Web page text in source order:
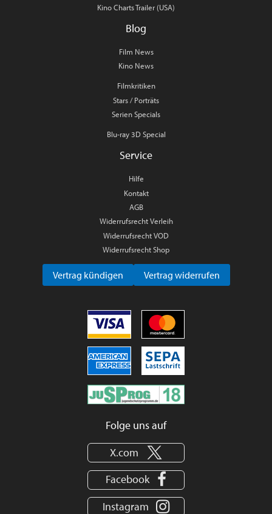
Kino Charts Trailer (USA)
Blog
Film News
Kino News
Filmkritiken
Stars / Porträts
Serien Specials
Blu-ray 3D Special
Service
Hilfe
Kontakt
AGB
Widerrufsrecht Verleih
Widerrufsrecht VOD
Widerrufsrecht Shop
Vertrag kündigen Vertrag widerrufen
Folge uns auf
X.com
Facebook
Instagram